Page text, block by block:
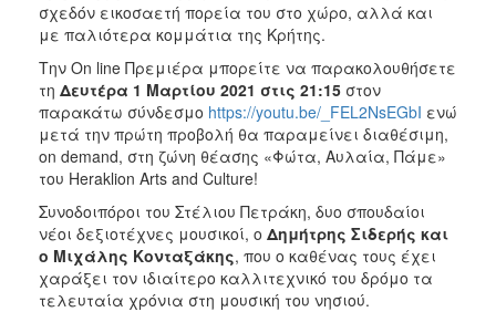
ΤΟΠΟΣ
ΠΟΛΙΤΙΣΜΟΣ
ΑΝΘΕΚΤΙΚΗ
σχεδόν εικοσαετή πορεία του στο χώρο, αλλά και
με παλιότερα κομμάτια της Κρήτης.
Την On line Πρεμιέρα μπορείτε να παρακολουθήσετε
τη Δευτέρα 1 Μαρτίου 2021 στις 21:15 στον
παρακάτω σύνδεσμο https://youtu.be/_FEL2NsEGbI ενώ
μετά την πρώτη προβολή θα παραμείνει διαθέσιμη,
on demand, στη ζώνη θέασης «Φώτα, Αυλαία, Πάμε»
του Heraklion Arts and Culture!
Συνοδοιπόροι του Στέλιου Πετράκη, δυο σπουδαίοι
νέοι δεξιοτέχνες μουσικοί, ο Δημήτρης Σιδερής και
ο Μιχάλης Κονταξάκης, που ο καθένας τους έχει
χαράξει τον ιδιαίτερο καλλιτεχνικό του δρόμο τα
τελευταία χρόνια στη μουσική του νησιού.